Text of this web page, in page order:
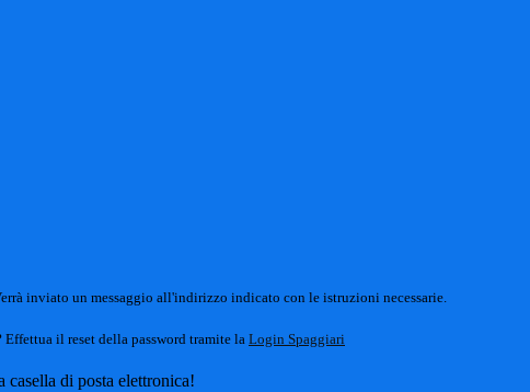
inviato un messaggio all'indirizzo indicato con le istruzioni necessarie.
il reset della password tramite la Login Spaggiari
di posta elettronica!